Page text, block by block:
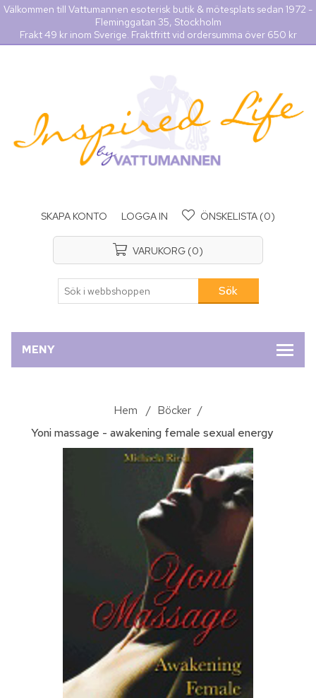
Välkommen till Vattumannen esoterisk butik & mötesplats sedan 1972 -
Fleminggatan 35, Stockholm
Frakt 49 kr inom Sverige. Fraktfritt vid ordersumma över 650 kr
SKAPA KONTO LOGGA IN ÖNSKELISTA (0)
VARUKORG (0)
MENY
Hem / Böcker /
Yoni massage - awakening female sexual energy